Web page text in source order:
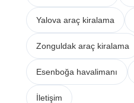
Yalova araç kiralama
Zonguldak araç kiralama
Esenboğa havalimanı
İletişim